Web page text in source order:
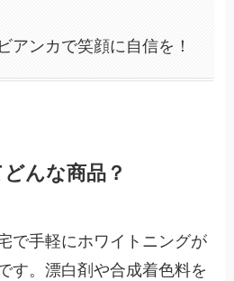
アンカで笑顔に自信を！
んな商品？
で手軽にホワイトニングが
す。漂白剤や合成着色料を